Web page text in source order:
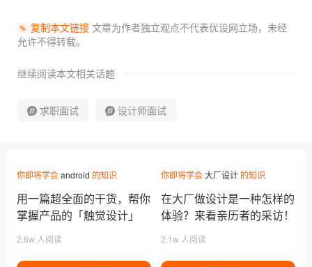
复制本文链接文章为作者独立观点不代表优设网立场， 未经
允许不得转载。
继续阅读本文相关话题
求职面试 设计师面试
你即将学会android 的知识
用一篇超全面的干货，帮你
掌握产品的「触觉设计」
2.6w 人阅读
你即将学会大厂设计 的知识
在大厂做设计是一种怎样的
体验？来看亲历者的采访！
2.1w 人阅读